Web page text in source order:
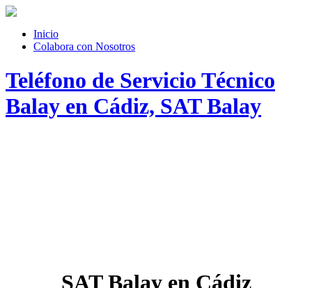
Inicio
Colabora con Nosotros
Teléfono de Servicio Técnico
Balay en Cádiz, SAT Balay
SAT Balay en Cádiz